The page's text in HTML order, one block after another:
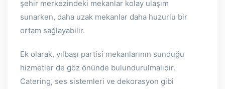
şehir merkezindeki mekanlar kolay ulaşım
sunarken, daha uzak mekanlar daha huzurlu bir
ortam sağlayabilir.
Ek olarak, yılbaşı partisi mekanlarının sunduğu
hizmetler de göz önünde bulundurulmalıdır.
Catering, ses sistemleri ve dekorasyon gibi